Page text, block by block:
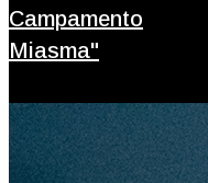
Campamento
Miasma"